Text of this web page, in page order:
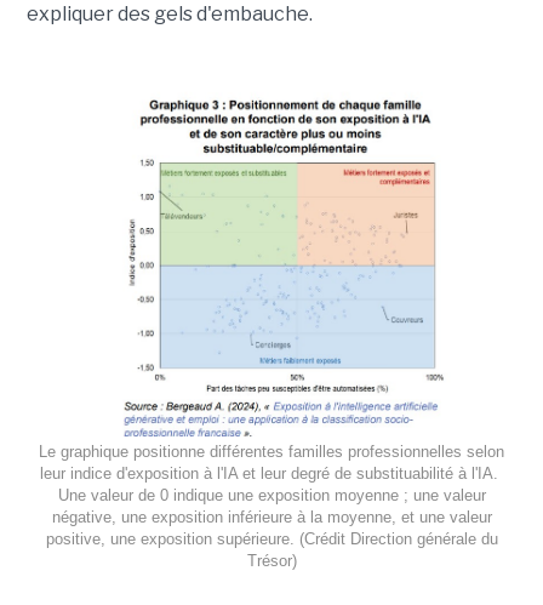
expliquer des gels d'embauche.
Le graphique positionne différentes familles professionnelles selon
leur indice d'exposition à l'IA et leur degré de substituabilité à l'IA.
Une valeur de 0 indique une exposition moyenne ; une valeur
négative, une exposition inférieure à la moyenne, et une valeur
positive, une exposition supérieure. (Crédit Direction générale du
Trésor)